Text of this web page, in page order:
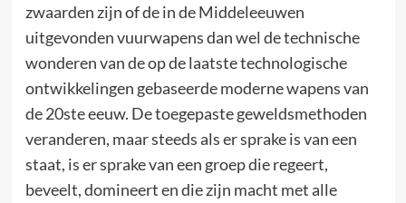
zwaarden zijn of de in de Middeleeuwen
uitgevonden vuurwapens dan wel de technische
wonderen van de op de laatste technologische
ontwikkelingen gebaseerde moderne wapens van
de 20ste eeuw. De toegepaste geweldsmethoden
veranderen, maar steeds als er sprake is van een
staat, is er sprake van een groep die regeert,
beveelt, domineert en die zijn macht met alle